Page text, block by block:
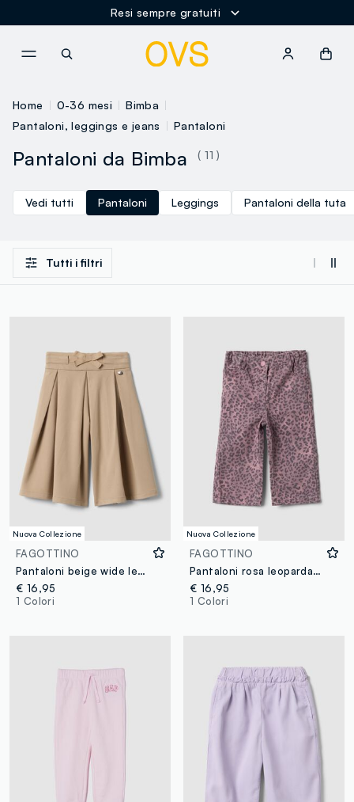
Resi sempre gratuiti
Home 0-36 mesi
Bimba
Pantaloni, leggings e jeans
Pantaloni
Pantaloni da Bimba ( 11 )
Vedi tutti Pantaloni Leggings Pantaloni della tuta
Tutti i filtri
Nuova Collezione
FAGOTTINO
Pantaloni beige wide leg in viscosa elasticizzata con fiocco per bimba
€ 16,95
1 Colori
Nuova Collezione
FAGOTTINO
Pantaloni rosa leopardati in puro cotone per bimba regular fit
€ 16,95
1 Colori